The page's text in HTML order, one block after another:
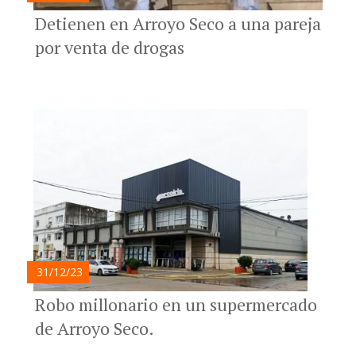
Detienen en Arroyo Seco a una pareja
por venta de drogas
31/12/23
Robo millonario en un supermercado
de Arroyo Seco.